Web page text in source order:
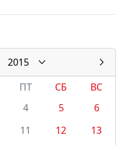
2015
ПТ СБ
ВС
4 5
6
11 12
13